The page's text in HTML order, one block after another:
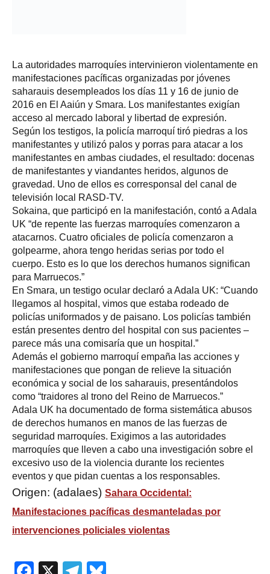
La autoridades marroquíes intervinieron violentamente en
manifestaciones pacíficas organizadas por jóvenes
saharauis desempleados los días 11 y 16 de junio de
2016 en El Aaiún y Smara. Los manifestantes exigían
acceso al mercado laboral y libertad de expresión.
Según los testigos, la policía marroquí tiró piedras a los
manifestantes y utilizó palos y porras para atacar a los
manifestantes en ambas ciudades, el resultado: docenas
de manifestantes y viandantes heridos, algunos de
gravedad. Uno de ellos es corresponsal del canal de
televisión local RASD-TV.
Sokaina, que participó en la manifestación, contó a Adala
UK “de repente las fuerzas marroquíes comenzaron a
atacarnos. Cuatro oficiales de policía comenzaron a
golpearme, ahora tengo heridas serias por todo el
cuerpo. Esto es lo que los derechos humanos significan
para Marruecos.”
En Smara, un testigo ocular declaró a Adala UK: “Cuando
llegamos al hospital, vimos que estaba rodeado de
policías uniformados y de paisano. Los policías también
están presentes dentro del hospital con sus pacientes –
parece más una comisaría que un hospital.”
Además el gobierno marroquí empaña las acciones y
manifestaciones que pongan de relieve la situación
económica y social de los saharauis, presentándolos
como “traidores al trono del Reino de Marruecos.”
Adala UK ha documentado de forma sistemática abusos
de derechos humanos en manos de las fuerzas de
seguridad marroquíes. Exigimos a las autoridades
marroquíes que lleven a cabo una investigación sobre el
excesivo uso de la violencia durante los recientes
eventos y que pidan cuentas a los responsables.
Origen: (adalaes) Sahara Occidental:
Manifestaciones pacíficas desmanteladas por
intervenciones policiales violentas